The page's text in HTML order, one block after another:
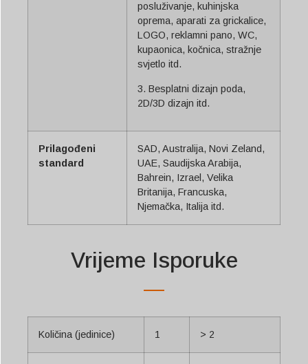
posluživanje, kuhinjska
oprema, aparati za grickalice,
LOGO, reklamni pano, WC,
kupaonica, kočnica, stražnje
svjetlo itd.
3. Besplatni dizajn poda,
2D/3D dizajn itd.
Prilagođeni
standard
SAD, Australija, Novi Zeland,
UAE, Saudijska Arabija,
Bahrein, Izrael, Velika
Britanija, Francuska,
Njemačka, Italija itd.
Vrijeme Isporuke
Količina (jedinice) 1 > 2